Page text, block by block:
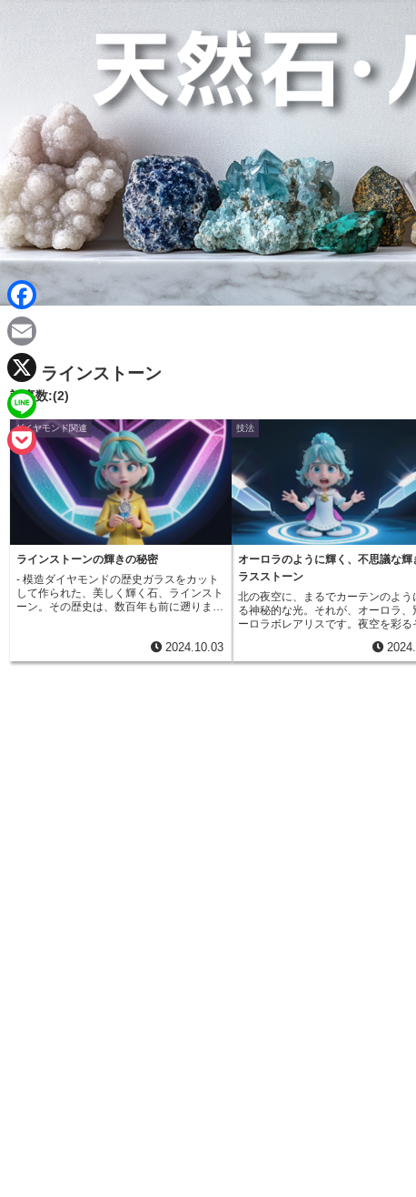
ラインストーン
記事数:(2)
ダイヤモンド関連
ラインストーンの輝きの秘密
- 模造ダイヤモンドの歴史ガラスをカット
して作られた、美しく輝く石、ラインスト
ーン。その歴史は、数百年も前に遡りま
た。これらの初期のラインストーンは、職
人の手によって丁寧に研磨され、本物のダ
2024.10.03
技法
オーロラのように輝く、不思議な輝
ラスストーン
北の夜空に、まるでカーテンのよう
る神秘的な光。それが、オーロラ、
ーロラボレアリスです。夜空を彩る
した。オーロラは、太陽から放出さ
気を帯びた粒子が、地球の磁力に引
F
a
c
e
b
E
m
a
i
X
L